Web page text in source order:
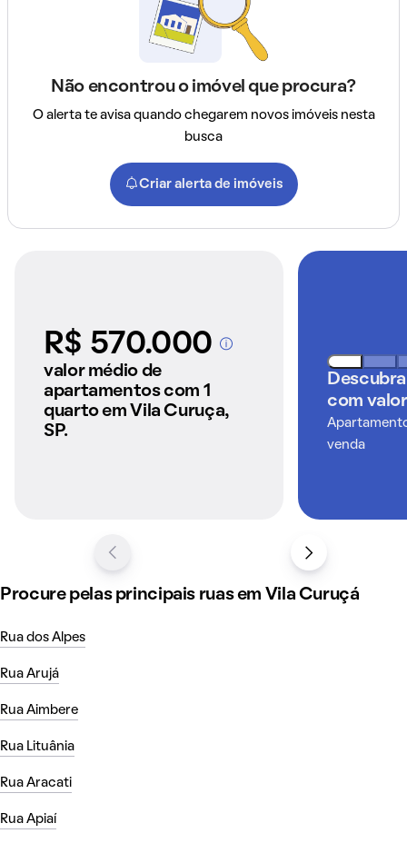
Não encontrou o imóvel que procura?
O alerta te avisa quando chegarem novos imóveis nesta
busca
Criar alerta de imóveis
R$ 570.000A partir dos imóveis
valor médio de
apartamentos com 1
quarto em Vila Curuça,
SP.
com
venda
Procure pelas principais ruas em Vila Curuçá
Rua dos Alpes
Rua Arujá
Rua Aimbere
Rua Lituânia
Rua Aracati
Rua Apiaí